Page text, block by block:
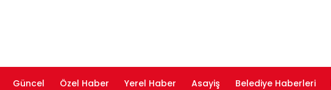
Güncel Özel Haber Yerel Haber Asayiş Belediye Haberleri